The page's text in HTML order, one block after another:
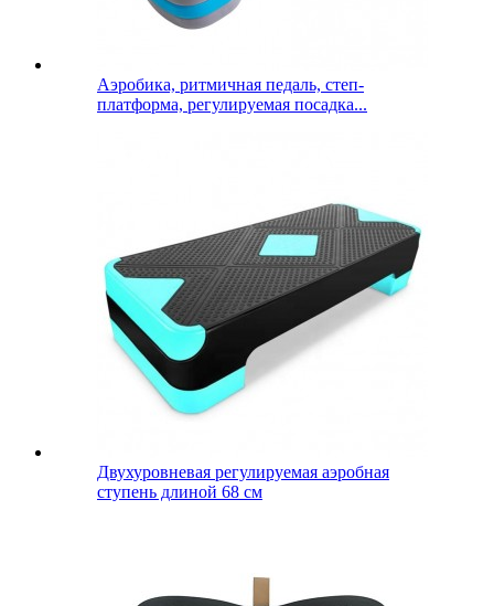
Аэробика, ритмичная педаль, степ-
платформа, регулируемая посадка...
Двухуровневая регулируемая аэробная
ступень длиной 68 см